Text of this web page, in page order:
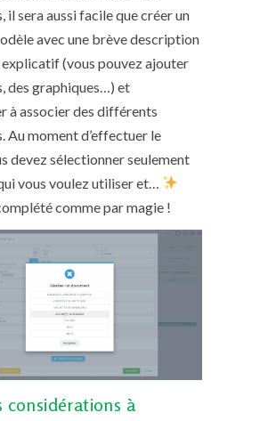
il sera aussi facile que créer un
avec une brève description
(vous pouvez ajouter
des graphiques…) et
à associer des différents
Au moment d’effectuer le
devez sélectionner seulement
vous voulez utiliser et…
comme par magie !
considérations à